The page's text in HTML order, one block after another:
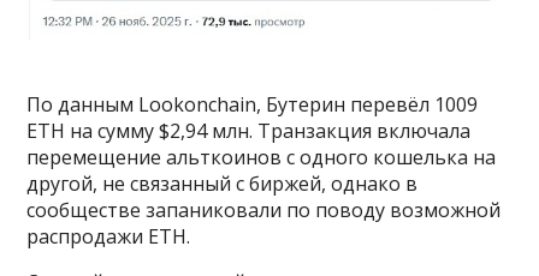
По данным Lookonchain, Бутерин перевёл 1009
ETH на сумму $2,94 млн. Транзакция включала
перемещение альткоинов с одного кошелька на
другой, не связанный с биржей, однако в
сообществе запаниковали по поводу возможной
распродажи ETH.